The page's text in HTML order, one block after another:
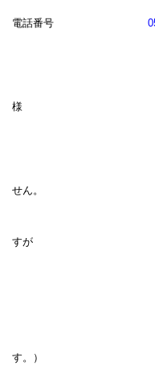
電話番号
（ ご予約のお
様
ありがとう
施術中はお電
せん。
折り返しかけ
すが
つながらない
本当に す
改めてかけ
す。）